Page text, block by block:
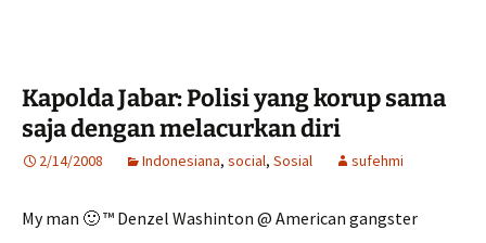
Kapolda Jabar: Polisi yang korup sama
saja dengan melacurkan diri
2/14/2008 Indonesiana, social, Sosial sufehmi
My man 🙂 ™ Denzel Washinton @ American gangster